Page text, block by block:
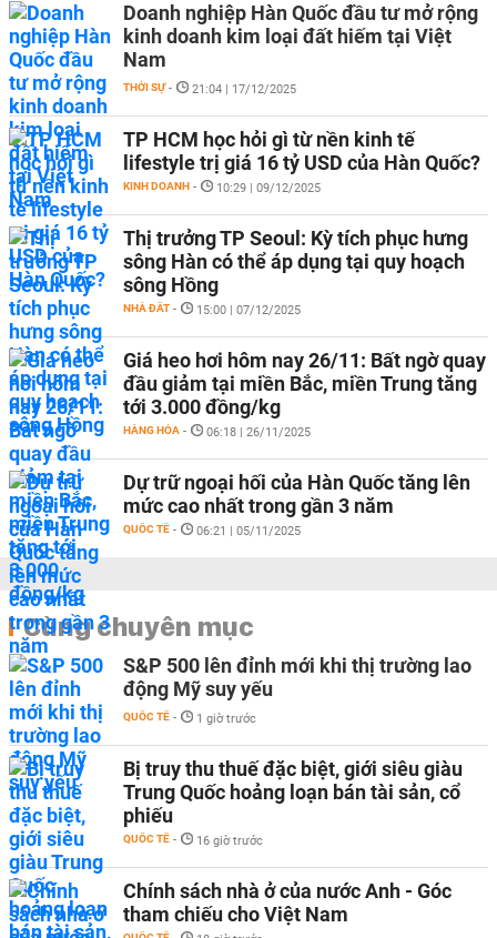
Doanh nghiệp Hàn Quốc đầu tư mở rộng
kinh doanh kim loại đất hiếm tại Việt
Nam
THỜI SỰ - 21:04 | 17/12/2025
TP HCM học hỏi gì từ nền kinh tế
lifestyle trị giá 16 tỷ USD của Hàn Quốc?
KINH DOANH - 10:29 | 09/12/2025
Thị trưởng TP Seoul: Kỳ tích phục hưng
sông Hàn có thể áp dụng tại quy hoạch
sông Hồng
NHÀ ĐẤT - 15:00 | 07/12/2025
Giá heo hơi hôm nay 26/11: Bất ngờ quay
đầu giảm tại miền Bắc, miền Trung tăng
tới 3.000 đồng/kg
HÀNG HÓA - 06:18 | 26/11/2025
Dự trữ ngoại hối của Hàn Quốc tăng lên
mức cao nhất trong gần 3 năm
QUỐC TẾ - 06:21 | 05/11/2025
Cùng chuyên mục
S&P 500 lên đỉnh mới khi thị trường lao
động Mỹ suy yếu
QUỐC TẾ - 1 giờ trước
Bị truy thu thuế đặc biệt, giới siêu giàu
Trung Quốc hoảng loạn bán tài sản, cổ
phiếu
QUỐC TẾ - 16 giờ trước
Chính sách nhà ở của nước Anh - Góc
tham chiếu cho Việt Nam